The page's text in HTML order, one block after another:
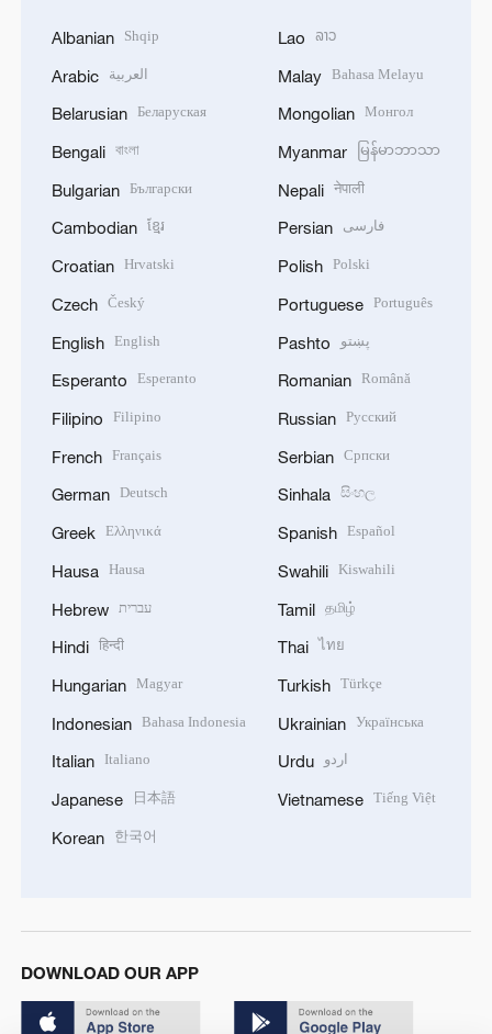
Albanian Shqip
Arabic العربية
Belarusian Беларуская
Bengali বাংলা
Bulgarian Български
Cambodian ខ្មែរ
Croatian Hrvatski
Czech Český
English English
Esperanto Esperanto
Filipino Filipino
French Français
German Deutsch
Greek Ελληνικά
Hausa Hausa
Hebrew עברית
Hindi हिन्दी
Hungarian Magyar
Indonesian Bahasa Indonesia
Italian Italiano
Japanese 日本語
Korean 한국어
Lao ລາວ
Malay Bahasa Melayu
Mongolian Монгол
Myanmar မြန်မာဘာသာ
Nepali नेपाली
Persian فارسی
Polish Polski
Portuguese Português
Pashto پښتو
Romanian Română
Russian Русский
Serbian Српски
Sinhala සිංහල
Spanish Español
Swahili Kiswahili
Tamil தமிழ்
Thai ไทย
Turkish Türkçe
Ukrainian Українська
Urdu اردو
Vietnamese Tiếng Việt
DOWNLOAD OUR APP